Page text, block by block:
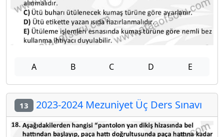
A B C D E
13 2023-2024 Mezuniyet Üç Ders Sınavı